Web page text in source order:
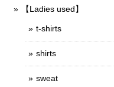
【Ladies used】
t-shirts
shirts
sweat